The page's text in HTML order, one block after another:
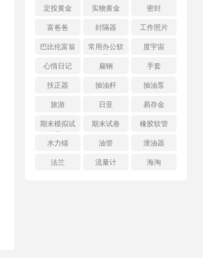
定投黄金
实物黄金
密封
富爸爸
封隔器
工作照片
巴比伦富翁
常用办公软
件
度宇宙
心情日记
扁钢
手套
扶正器
抽油杆
抽油泵
旅游
日亚
易存金
期末模拟试
卷
期末试卷
橡胶软管
水力锚
油管
泄油器
法兰
流量计 海淘